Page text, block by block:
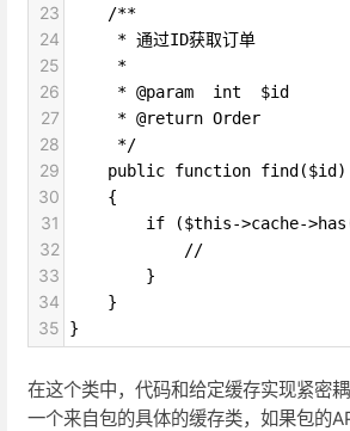
23
    /**
24
     * 通过ID获取订单
25
     *
26
     * @param  int  $id
27
     * @return Order
28
     */
29
    public function find($id)
30
    {
31
if ($this->cache-
32
            //
33
        }
34
    }
35 }
在这个类中，代码和给定缓存实现紧密
一个来自包的具体的缓存类，如果包的